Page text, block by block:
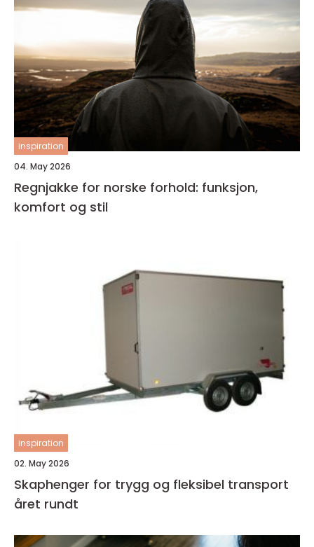
inspiration
04. May 2026
Regnjakke for norske forhold: funksjon,
komfort og stil
inspiration
02. May 2026
Skaphenger for trygg og fleksibel transport
året rundt